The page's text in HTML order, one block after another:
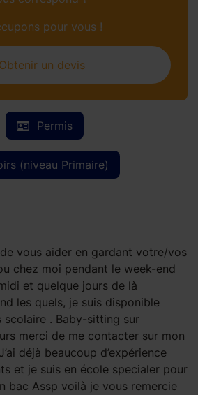
Permis
(niveau Primaire)
vous aider en gardant votre/vos
chez moi pendant le week-end
et quelque jours de là
les quels, je suis disponible
scolaire . Baby-sitting sur
merci de me contacter sur mon
déjà beaucoup d’expérience
et je suis en école specialer pour
bac Assp voilà je vous remercie
pour vous !
Obtenir un devis